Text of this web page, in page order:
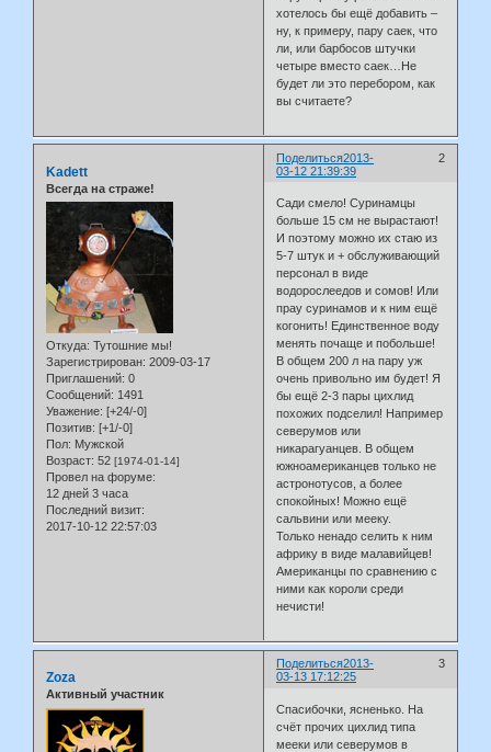
хотелось бы ещё добавить –
ну, к примеру, пару саек, что
ли, или барбосов штучки
четыре вместо саек…Не
будет ли это перебором, как
вы считаете?
Поделиться 2
2013-
03-12 21:39:39
Kadett
Всегда на страже!
Откуда: Тутошние мы!
Зарегистрирован: 2009-03-17
Приглашений: 0
Сообщений: 1491
Уважение: [+24/-0]
Позитив: [+1/-0]
Пол: Мужской
Возраст: 52 [1974-01-14]
Провел на форуме:
12 дней 3 часа
Последний визит:
2017-10-12 22:57:03
Сади смело! Суринамцы
больше 15 см не вырастают!
И поэтому можно их стаю из
5-7 штук и + обслуживающий
персонал в виде
водорослеедов и сомов! Или
прау суринамов и к ним ещё
когонить! Единственное воду
менять почаще и побольше!
В общем 200 л на пару уж
очень привольно им будет! Я
бы ещё 2-3 пары цихлид
похожих подселил! Например
северумов или
никарагуанцев. В общем
южноамериканцев только не
астронотусов, а более
спокойных! Можно ещё
сальвини или мееку.
Только ненадо селить к ним
африку в виде малавийцев!
Американцы по сравнению с
ними как короли среди
нечисти!
Поделиться 3
2013-
03-13 17:12:25
Zoza
Активный участник
Спасибочки, ясненько. На
счёт прочих цихлид типа
мееки или северумов в